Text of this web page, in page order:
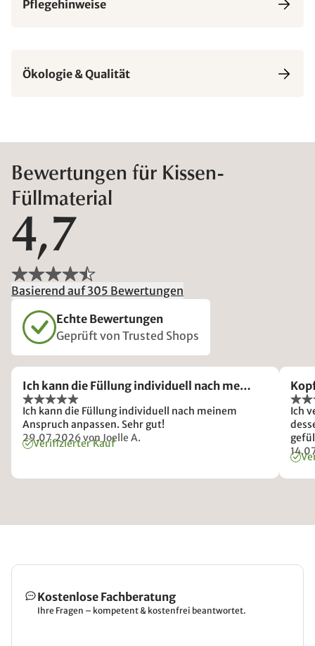
Pflegehinweise
Ökologie & Qualität
Bewertungen für Kissen-
Füllmaterial
4,7
Basierend auf 305 Bewertungen
Echte Bewertungen
Geprüft von Trusted Shops
Ich kann die Füllung individuell nach me…
Ich kann die Füllung individuell nach meinem
Anspruch anpassen. Sehr gut!
29.07.2026von Joelle A.
Verifizierter Kauf
Ich
Kostenlose Fachberatung
Ihre Fragen – kompetent & kostenfrei beantwortet.